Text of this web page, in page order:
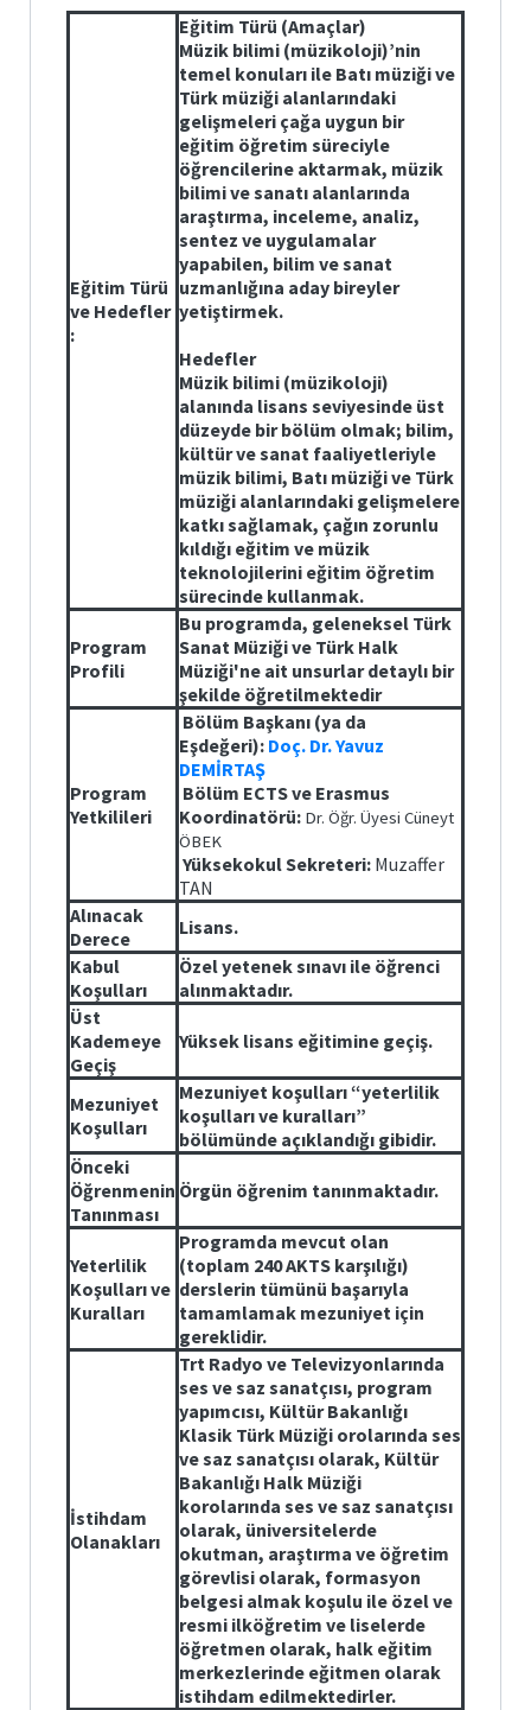
Nota
Akademik-
Öğrencilerin
disiplin
işlemleri
Eğitim Türü
ve Hedefler
:
Eğitim Türü (Amaçlar)
Müzik bilimi (müzikoloji)’nin
temel konuları ile Batı müziği ve
Türk müziği alanlarındaki
gelişmeleri çağa uygun bir
eğitim öğretim süreciyle
öğrencilerine aktarmak, müzik
bilimi ve sanatı alanlarında
araştırma, inceleme, analiz,
sentez ve uygulamalar
yapabilen, bilim ve sanat
uzmanlığına aday bireyler
yetiştirmek.
Hedefler
Müzik bilimi (müzikoloji)
alanında lisans seviyesinde üst
düzeyde bir bölüm olmak; bilim,
kültür ve sanat faaliyetleriyle
müzik bilimi, Batı müziği ve Türk
müziği alanlarındaki gelişmelere
katkı sağlamak, çağın zorunlu
kıldığı eğitim ve müzik
teknolojilerini eğitim öğretim
sürecinde kullanmak.
Program
Profili
Bu programda, geleneksel Türk
Sanat Müziği ve Türk Halk
Müziği'ne ait unsurlar detaylı bir
şekilde öğretilmektedir
Program
Yetkilileri
Bölüm Başkanı (ya da
Eşdeğeri): Doç. Dr. Yavuz
DEMİRTAŞ
Bölüm ECTS ve Erasmus
Koordinatörü: Dr. Öğr. Üyesi Cüneyt
ÖBEK
Yüksekokul Sekreteri: Muzaffer
TAN
Alınacak
Derece
Lisans.
Kabul
Koşulları
Özel yetenek sınavı ile öğrenci
alınmaktadır.
Üst
Kademeye
Geçiş
Yüksek lisans eğitimine geçiş.
Mezuniyet
Koşulları
Mezuniyet koşulları “yeterlilik
koşulları ve kuralları”
bölümünde açıklandığı gibidir.
Önceki
Öğrenmenin
Tanınması
Örgün öğrenim tanınmaktadır.
Yeterlilik
Koşulları ve
Kuralları
Programda mevcut olan
(toplam 240 AKTS karşılığı)
derslerin tümünü başarıyla
tamamlamak mezuniyet için
gereklidir.
İstihdam
Olanakları
Trt Radyo ve Televizyonlarında
ses ve saz sanatçısı, program
yapımcısı, Kültür Bakanlığı
Klasik Türk Müziği orolarında ses
ve saz sanatçısı olarak, Kültür
Bakanlığı Halk Müziği
korolarında ses ve saz sanatçısı
olarak, üniversitelerde
okutman, araştırma ve öğretim
görevlisi olarak, formasyon
belgesi almak koşulu ile özel ve
resmi ilköğretim ve liselerde
öğretmen olarak, halk eğitim
merkezlerinde eğitmen olarak
istihdam edilmektedirler.